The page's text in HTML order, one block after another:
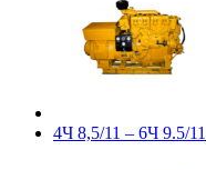
4Ч 8,5/11 – 6Ч 9.5/11